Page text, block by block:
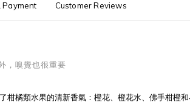
Payment Customer Reviews
，嗅覺也很重要
柑橘類水果的清新香氣：橙花、橙花水、佛手柑橙